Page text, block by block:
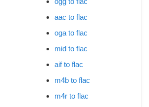
aac to flac
oga to flac
mid to flac
aif to flac
m4b to flac
m4r to flac